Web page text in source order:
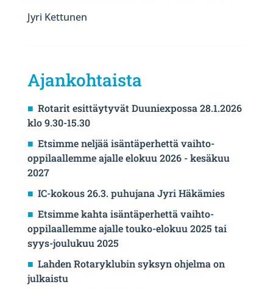
Jyri Kettunen
Ajankohtaista
Rotarit esittäytyvät Duuniexpossa 28.1.2026
klo 9.30-15.30
Etsimme neljää isäntäperhettä vaihto-
oppilaallemme ajalle elokuu 2026 - kesäkuu
2027
IC-kokous 26.3. puhujana Jyri Häkämies
Etsimme kahta isäntäperhettä vaihto-
oppilaallemme ajalle touko-elokuu 2025 tai
syys-joulukuu 2025
Lahden Rotaryklubin syksyn ohjelma on
julkaistu